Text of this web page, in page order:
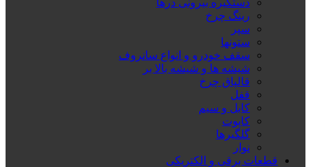
رینگ چرخ
سپر
ستونها
سقف خودرو و انواع سانروف
شیشه ها و شیشه بالا بر
قالپاق چرخ
قفل
کابل و سیم
کاپوت
گلگیرها
نوار
قطعات برقی و الکتریکی